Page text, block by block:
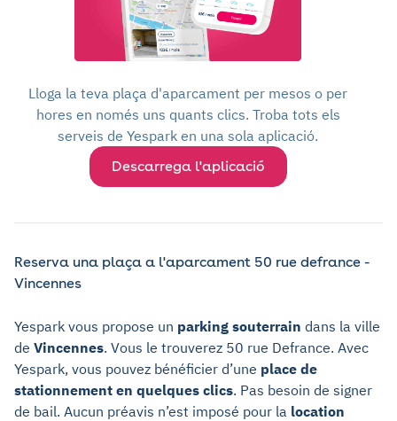
Lloga la teva plaça d'aparcament per mesos o per
hores en només uns quants clics. Troba tots els
serveis de Yespark en una sola aplicació.
Descarrega l'aplicació
Reserva una plaça a l'aparcament 50 rue defrance -
Vincennes
Yespark vous propose un parking souterrain dans la ville
de Vincennes. Vous le trouverez 50 rue Defrance. Avec
Yespark, vous pouvez bénéficier d’une place de
stationnement en quelques clics. Pas besoin de signer
de bail. Aucun préavis n’est imposé pour la location